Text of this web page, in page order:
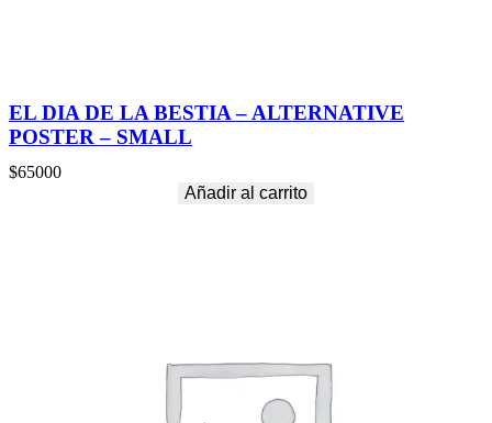
EL DIA DE LA BESTIA – ALTERNATIVE
POSTER – SMALL
$65000
Añadir al carrito